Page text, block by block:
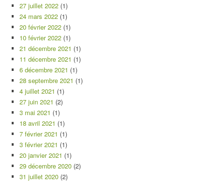
27 juillet 2022 (1)
24 mars 2022 (1)
20 février 2022 (1)
10 février 2022 (1)
21 décembre 2021 (1)
11 décembre 2021 (1)
6 décembre 2021 (1)
28 septembre 2021 (1)
4 juillet 2021 (1)
27 juin 2021 (2)
3 mai 2021 (1)
18 avril 2021 (1)
7 février 2021 (1)
3 février 2021 (1)
20 janvier 2021 (1)
29 décembre 2020 (2)
31 juillet 2020 (2)